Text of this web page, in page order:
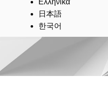
Ελληνικά
日本語
한국어